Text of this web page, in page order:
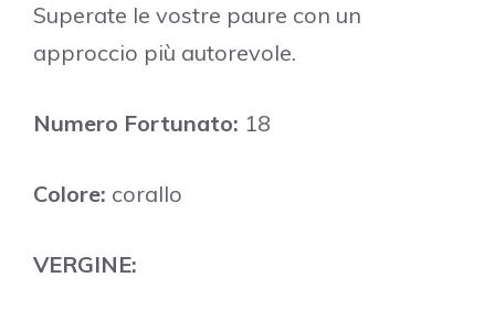
Superate le vostre paure con un
approccio più autorevole.
Numero Fortunato: 18
Colore: corallo
VERGINE: